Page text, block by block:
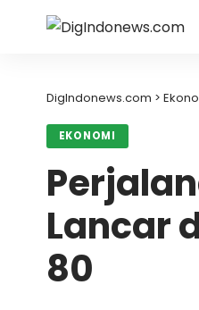
DigIndonews.com >
EKONOMI
Lancar
80